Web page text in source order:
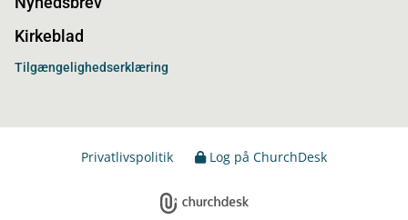
Kirkeblad
Tilgængelighedserklæring
Privatlivspolitik Log på ChurchDesk